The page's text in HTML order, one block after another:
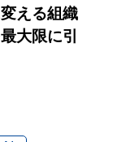
える組織
大限に引